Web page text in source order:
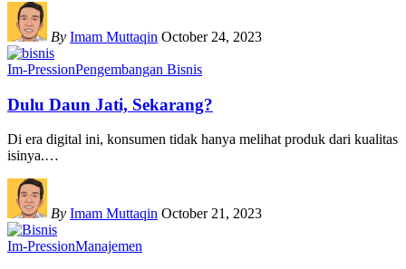
By Imam Muttaqin October 24, 2023
Im-PressionPengembangan Bisnis
Dulu Daun Jati, Sekarang?
Di era digital ini, konsumen tidak hanya melihat produk dari kualitas
isinya.…
By Imam Muttaqin October 21, 2023
Im-PressionManajemen